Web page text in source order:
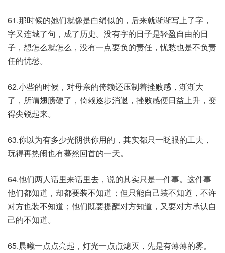
61.那时候的她们就像是白绢似的，后来就渐渐写上了字，
字又连城了句，成了历史。没有字的日子是轻盈自由的日
子，想怎么就怎么，没有一点要负的责任，忧愁也是不负责
任的忧愁。
62.小些的时候，对母亲的倚赖还压制着挫败感，渐渐大
了，所谓翅膀硬了，倚赖逐步消退，挫败感便日益上升，变
得尖锐起来。
63.你以为有多少光阴供你用的，其实都只一眨眼的工夫，
玩得再热闹也有蓦然回首的一天。
64.他们两人话里来话里去，说的其实只是一件事。这件事
他们都知道，却都要装不知道；但只能自己装不知道，不许
对方也装不知道；他们既要提醒对方知道，又要对方承认自
己的不知道。
65.晨曦一点点亮起，灯光一点点熄灭，先是有薄薄的雾。